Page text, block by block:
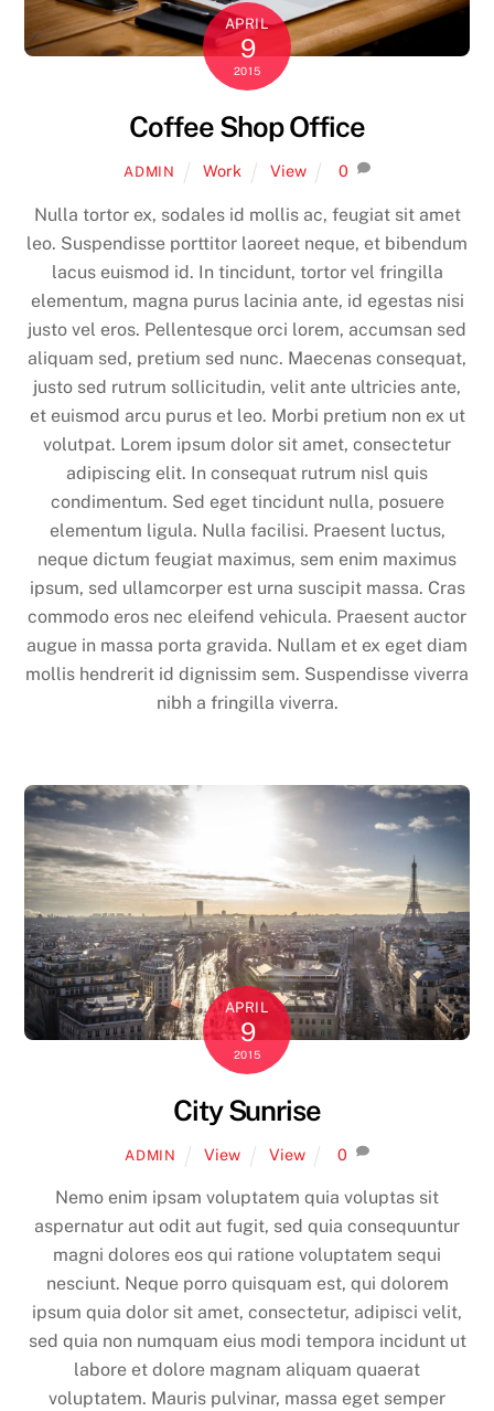
APRIL
9
2015
Coffee Shop Office
ADMIN Work View 0
Nulla tortor ex, sodales id mollis ac, feugiat sit amet
leo. Suspendisse porttitor laoreet neque, et bibendum
lacus euismod id. In tincidunt, tortor vel fringilla
elementum, magna purus lacinia ante, id egestas nisi
justo vel eros. Pellentesque orci lorem, accumsan sed
aliquam sed, pretium sed nunc. Maecenas consequat,
justo sed rutrum sollicitudin, velit ante ultricies ante,
et euismod arcu purus et leo. Morbi pretium non ex ut
volutpat. Lorem ipsum dolor sit amet, consectetur
adipiscing elit. In consequat rutrum nisl quis
condimentum. Sed eget tincidunt nulla, posuere
elementum ligula. Nulla facilisi. Praesent luctus,
neque dictum feugiat maximus, sem enim maximus
ipsum, sed ullamcorper est urna suscipit massa. Cras
commodo eros nec eleifend vehicula. Praesent auctor
augue in massa porta gravida. Nullam et ex eget diam
mollis hendrerit id dignissim sem. Suspendisse viverra
nibh a fringilla viverra.
APRIL
9
2015
City Sunrise
ADMIN View View 0
Nemo enim ipsam voluptatem quia voluptas sit
aspernatur aut odit aut fugit, sed quia consequuntur
magni dolores eos qui ratione voluptatem sequi
nesciunt. Neque porro quisquam est, qui dolorem
ipsum quia dolor sit amet, consectetur, adipisci velit,
sed quia non numquam eius modi tempora incidunt ut
labore et dolore magnam aliquam quaerat
voluptatem. Mauris pulvinar, massa eget semper